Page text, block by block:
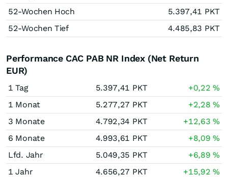
52-Wochen Hoch
5.397,41 PKT
52-Wochen Tief
4.485,83 PKT
Performance CAC PAB NR Index (Net Return
EUR)
1 Tag 5.397,41 PKT +0,22%
1 Monat
5.277,27 PKT +2,28%
3 Monate
4.792,34 PKT +12,63%
6 Monate
4.993,61 PKT +8,09%
Lfd. Jahr
5.049,35 PKT +6,89%
1 Jahr
4.656,27 PKT +15,92%